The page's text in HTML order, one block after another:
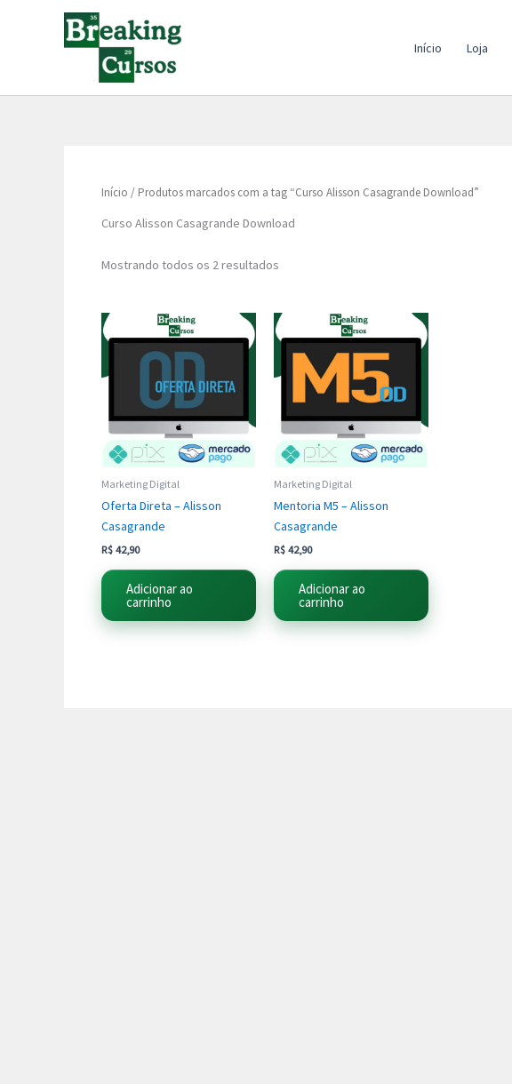
Início Loja
Início / Produtos marcados com a tag “Curso Alisson Casagrande Download”
Curso Alisson Casagrande Download
Mostrando todos os 2 resultados
Marketing Digital
Oferta Direta – Alisson
Casagrande
R$ 42,90
Adicionar ao
carrinho
Marketing Digital
Mentoria M5 – Alisson
Casagrande
R$ 42,90
Adicionar ao
carrinho